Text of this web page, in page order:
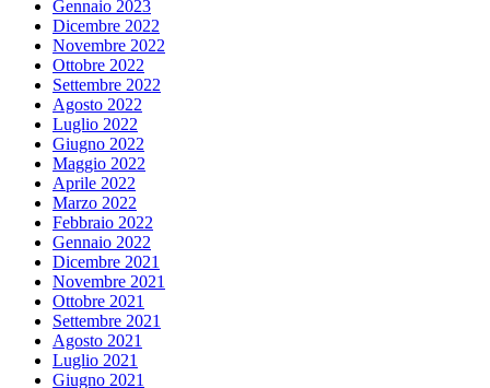
Gennaio 2023
Dicembre 2022
Novembre 2022
Ottobre 2022
Settembre 2022
Agosto 2022
Luglio 2022
Giugno 2022
Maggio 2022
Aprile 2022
Marzo 2022
Febbraio 2022
Gennaio 2022
Dicembre 2021
Novembre 2021
Ottobre 2021
Settembre 2021
Agosto 2021
Luglio 2021
Giugno 2021